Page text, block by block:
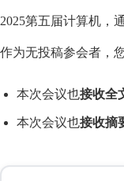
2025第五届计算机，
作为无投稿参会者，
本次会议也接收全
本次会议也接收摘